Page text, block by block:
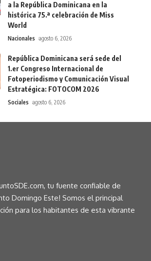
a la República Dominicana en la
histórica 75.ª celebración de Miss
World
Nacionales agosto 6, 2026
República Dominicana será sede del
1.er Congreso Internacional de
Fotoperiodismo y Comunicación Visual
Estratégica: FOTOCOM 2026
Sociales agosto 6, 2026
tu fuente confiable de
Domingo Este! Somos el principal
para los habitantes de esta vibrante